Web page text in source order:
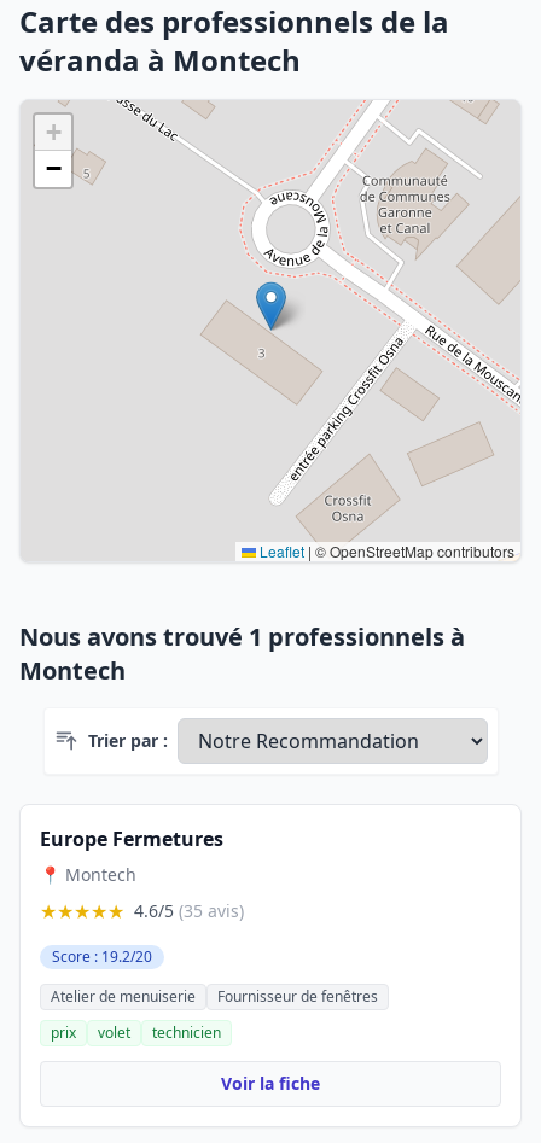
Carte des professionnels de la
véranda à Montech
+
−
Leaflet | © OpenStreetMap contributors
Nous avons trouvé 1 professionnels à
Montech
Trier par :
Europe Fermetures
📍 Montech
★★★★★ 4.6/5 (35 avis)
Score : 19.2/20
Atelier de menuiserie
Fournisseur de fenêtres
prix
volet technicien
Voir la fiche